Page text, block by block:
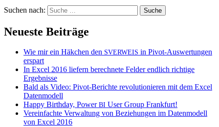
Suchen nach:
Neueste Beiträge
Wie mir ein Häkchen den SVERWEIS in Pivot-Auswertungen
erspart
In Excel 2016 liefern berechnete Felder endlich richtige
Ergebnisse
Bald als Video: Pivot-Berichte revolutionieren mit dem Excel
Datenmodell
Happy Birthday, PowerBI User Group Frankfurt!
Vereinfachte Verwaltung von Beziehungen im Datenmodell
von Excel 2016